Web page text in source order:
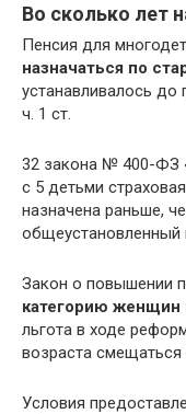
Во сколько лет
Пенсия для
назначаться по
устанавливалось
ч. 1 ст.
32 закона № 400-ФЗ
с 5 детьми
назначена раньше,
общеустановленный
Закон о повышении
категорию женщин
льгота в ходе
возраста смещаться
Условия